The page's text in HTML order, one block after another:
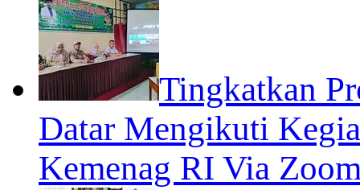
Tingkatkan
Datar Mengikuti
Kemenag RI Via